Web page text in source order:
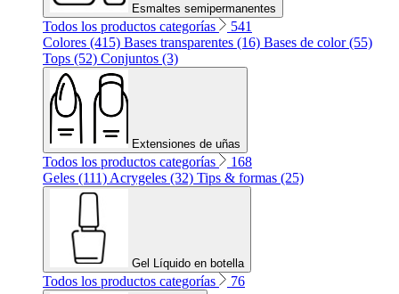
Esmaltes semipermanentes
Todos los productos categorías
541
Colores (415) Bases transparentes (16) Bases de color (55)
Tops (52) Conjuntos (3)
Extensiones de uñas
Todos los productos categorías
168
Geles (111) Acrygeles (32) Tips & formas (25)
Gel Líquido en botella
Todos los productos categorías 76